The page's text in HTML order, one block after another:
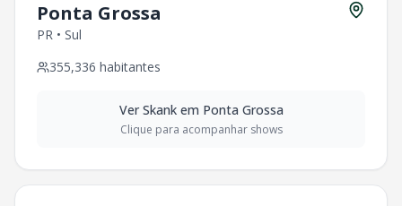
Ponta Grossa
PR • Sul
355,336 habitantes
VerSkankem Ponta Grossa
Clique para acompanhar shows